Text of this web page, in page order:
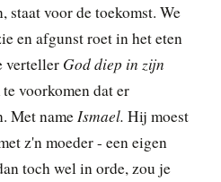
staat voor de toekomst. We
en afgunst roet in het eten
verteller God diep in zijn
voorkomen dat er
Met name Ismael. Hij moest
z'n moeder - een eigen
toch wel in orde, zou je